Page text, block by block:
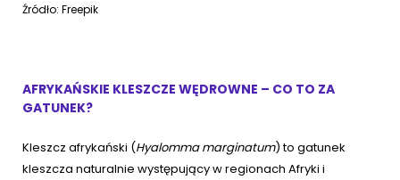
Źródło: Freepik
AFRYKAŃSKIE KLESZCZE WĘDROWNE – CO TO ZA
GATUNEK?
Kleszcz afrykański (Hyalomma marginatum) to gatunek
kleszcza naturalnie występujący w regionach Afryki i